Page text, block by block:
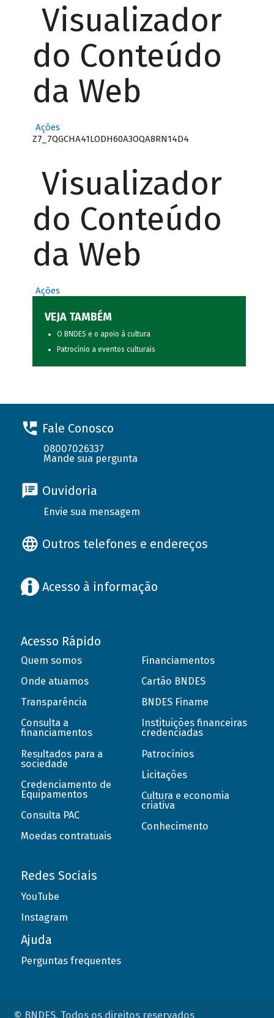
Visualizador
do Conteúdo
da Web
Ações
Z7_7QGCHA41LODH60A3OQA8RN14D4
Visualizador
do Conteúdo
da Web
Ações
VEJA TAMBÉM
O BNDES e o apoio à cultura
Patrocínio a eventos culturais
Fale Conosco
08007026337
Mande sua pergunta
Ouvidoria
Envie sua mensagem
Outros telefones e endereços
Acesso à informação
Acesso Rápido
Quem somos
Onde atuamos
Transparência
Consulta a
financiamentos
Resultados para a
sociedade
Credenciamento de
Equipamentos
Consulta PAC
Moedas contratuais
Financiamentos
Cartão BNDES
BNDES Finame
Instituições financeiras
credenciadas
Patrocínios
Licitações
Cultura e economia
criativa
Conhecimento
Redes Sociais
YouTube
Instagram
Ajuda
Perguntas frequentes
© BNDES. Todos os direitos reservados